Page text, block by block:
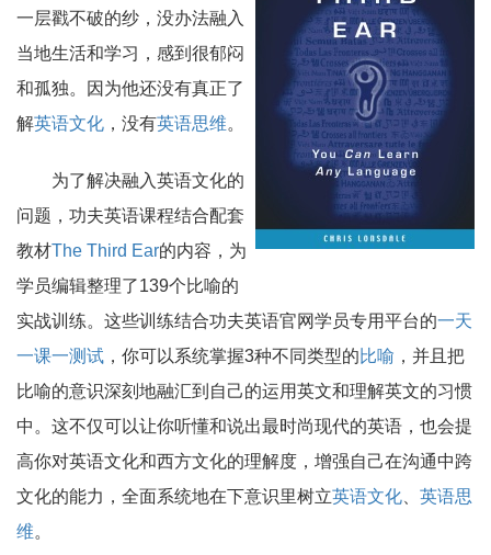
一层戳不破的纱，没办法融入
当地生活和学习，感到很郁闷
和孤独。因为他还没有真正了
解英语文化 ，没有英语思维。
为了解决融入英语文化的
问题，功夫英语课程结合配套
教材The Third Ear的内容，为
学员编辑整理了139个比喻的
实战训练。这些训练结合功夫英语官网学员专用平台的一天
一课一测试 ，你可以系统掌握3种不同类型的比喻 ，并且把
比喻的意识深刻地融汇到自己的运用英文和理解英文的习惯
中。这不仅可以让你听懂和说出最时尚现代的英语，也会提
高你对英语文化和西方文化的理解度，增强自己在沟通中跨
文化的能力，全面系统地在下意识里树立英语文化
英语思
维。